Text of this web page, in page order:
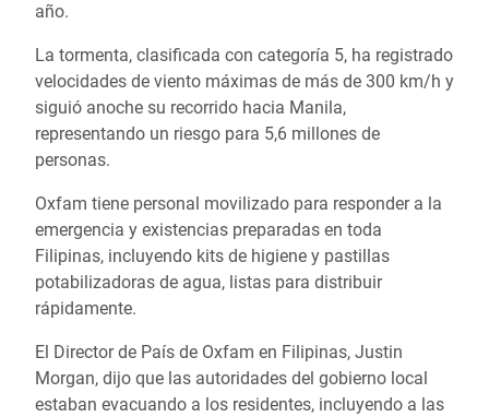
año.
La tormenta, clasificada con categoría 5, ha registrado
velocidades de viento máximas de más de 300 km/h y
siguió anoche su recorrido hacia Manila,
representando un riesgo para 5,6 millones de
personas.
Oxfam tiene personal movilizado para responder a la
emergencia y existencias preparadas en toda
Filipinas, incluyendo kits de higiene y pastillas
potabilizadoras de agua, listas para distribuir
rápidamente.
El Director de País de Oxfam en Filipinas, Justin
Morgan, dijo que las autoridades del gobierno local
estaban evacuando a los residentes, incluyendo a las